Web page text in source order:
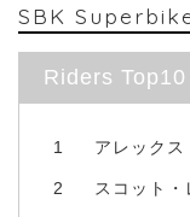
SBK
Riders Top10
1 アレックス
2 スコット